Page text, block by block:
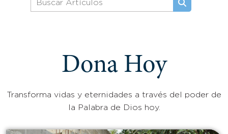
Dona Hoy
Transforma vidas y eternidades a través del poder de
la Palabra de Dios hoy.